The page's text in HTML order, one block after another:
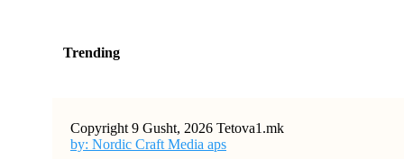
Trending
Copyright 9 Gusht, 2026 Tetova1.mk
by: Nordic Craft Media aps